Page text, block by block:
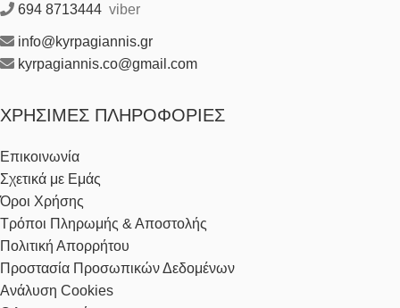
694 8713444 viber
info@kyrpagiannis.gr
kyrpagiannis.co@gmail.com
ΧΡΉΣΙΜΕΣ ΠΛΗΡΟΦΟΡΊΕΣ
Επικοινωνία
Σχετικά με Εμάς
Όροι Χρήσης
Τρόποι Πληρωμής & Αποστολής
Πολιτική Απορρήτου
Προστασία Προσωπικών Δεδομένων
Ανάλυση Cookies